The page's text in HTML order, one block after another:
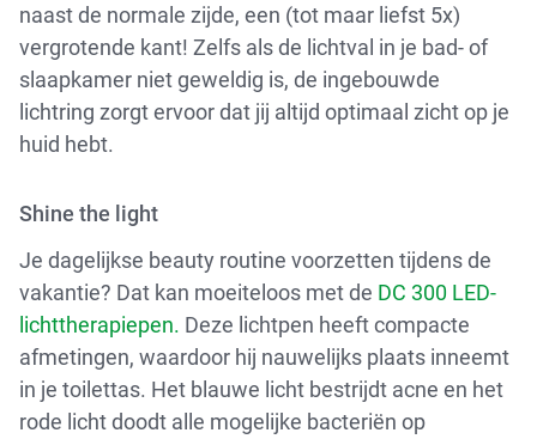
naast de normale zijde, een (tot maar liefst 5x)
vergrotende kant! Zelfs als de lichtval in je bad- of
slaapkamer niet geweldig is, de ingebouwde
lichtring zorgt ervoor dat jij altijd optimaal zicht op je
huid hebt.
Shine the light
Je dagelijkse beauty routine voorzetten tijdens de
vakantie? Dat kan moeiteloos met de DC 300 LED-
lichttherapiepen. Deze lichtpen heeft compacte
afmetingen, waardoor hij nauwelijks plaats inneemt
in je toilettas. Het blauwe licht bestrijdt acne en het
rode licht doodt alle mogelijke bacteriën op